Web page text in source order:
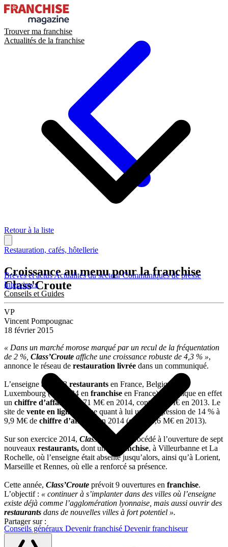
Trouver ma franchise
Actualités de la franchise
Brèves et actusActualités du secteurCommuniqués de presse
Interviews
Conseils et Guides
Conseils généraux Devenir franchisé Devenir franchiseur
Retour à la liste
Restauration, cafés, hôtellerie
Croissance au menu pour la franchise
Class'Croute
VP
Vincent Pompougnac
18 février 2015
« Dans un marché morose marqué par un recul de la fréquentation
de 2 %, Class’Croute affiche une croissance robuste de 4,3 % »,
annonce le réseau de restauration livrée dans un communiqué.
L’enseigne aux 133restaurants en France, Belgique et
Luxembourg (dont 124 en franchise en France) revendique en effet
un chiffre d’affaires
de 71 M€ en 2014, contre 68 M€ en 2013. Le
site de vente en ligne
affiche quant à lui une progression de 14 % à
9,9 M€ de chiffre d’affaires en 2014 (contre 8,6 M€ en 2013).
Sur son exercice 2014, Class’Croute
a procédé à l’ouverture de sept
nouveaux restaurants, dont un en franchise, à Villeurbanne et La
Rochelle, où l’enseigne était absente jusqu’alors, ainsi qu’à Lorient,
Marseille et Rennes, où elle a renforcé sa présence.
Cette année, Class’Croute prévoit 9 ouvertures en franchise.
L’objectif : « continuer à s’implanter dans des villes où l’enseigne
existe déjà comme l’agglomération lyonnaise, mais aussi ouvrir des
restaurants dans de nouvelles villes à fort potentiel ».
Partager sur :